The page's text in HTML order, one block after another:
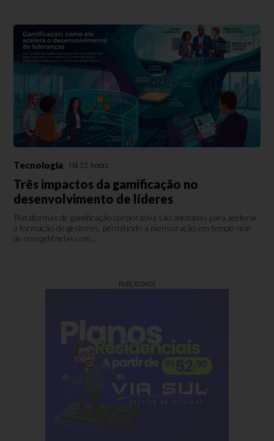
Tecnologia Há 22 horas
Três impactos da gamificação no
desenvolvimento de líderes
Plataformas de gamificação corporativa são adotadas para acelerar
a formação de gestores, permitindo a mensuração em tempo real
de competências com...
PUBLICIDADE